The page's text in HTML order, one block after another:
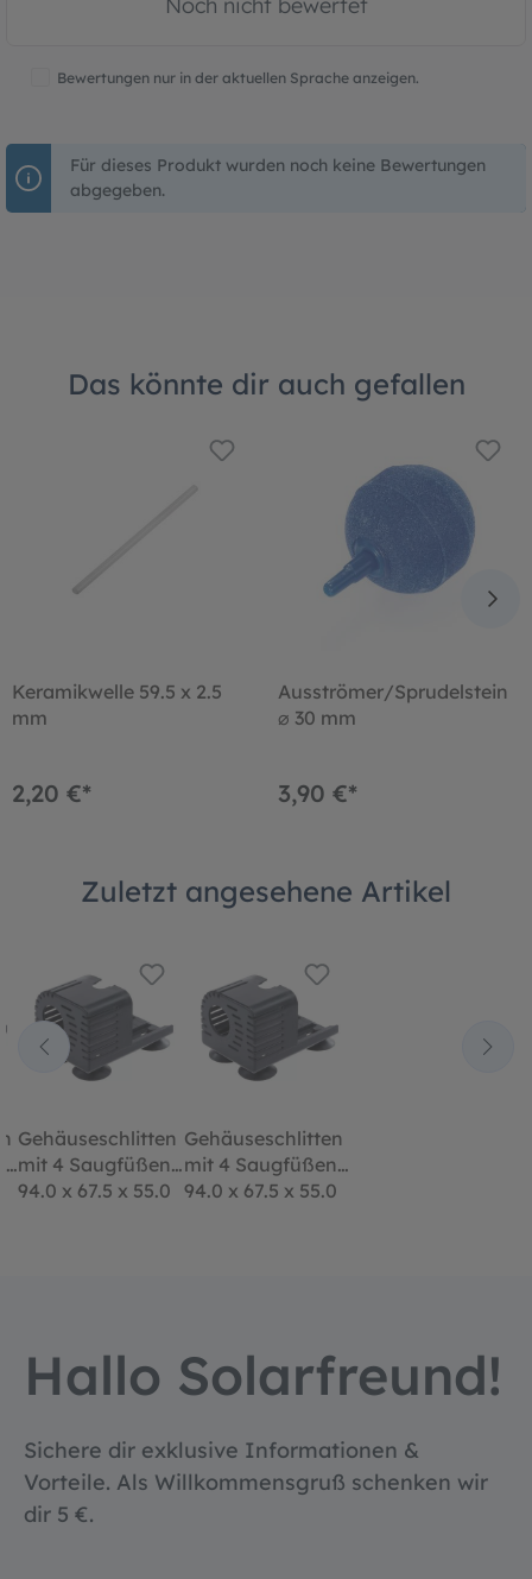
Bewertungen nur in der aktuellen Sprache anzeigen.
Für dieses Produkt wurden noch keine Bewertungen
abgegeben.
Das könnte dir auch gefallen
Keramikwelle 59.5 x 2.5
mm
2,20 €*
Ausströmer/Sprudelstein
⌀ 30 mm
3,90 €*
Zuletzt angesehene Artikel
Gehäuseschlitten
mit 4 Saugfüßen
94.0 x 67.5 x 55.0
Gehäuseschlitten
mit 4 Saugfüßen
94.0 x 67.5 x 55.0
Hallo Solarfreund!
Sichere dir exklusive Informationen &
Vorteile. Als Willkommensgruß schenken wir
dir 5 €.